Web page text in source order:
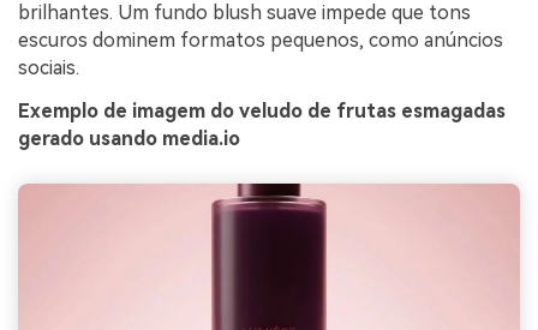
brilhantes. Um fundo blush suave impede que tons
escuros dominem formatos pequenos, como anúncios
sociais.
Exemplo de imagem do veludo de frutas esmagadas
gerado usando media.io